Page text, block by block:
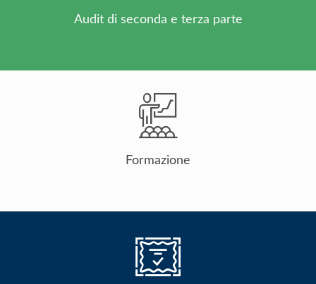
Audit di seconda e terza parte
Formazione